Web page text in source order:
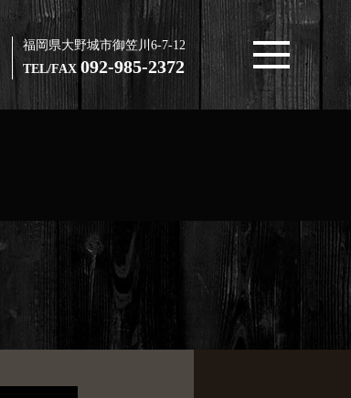
福岡県大野城市御笠川6-7-12
TEL/FAX 092-985-2372